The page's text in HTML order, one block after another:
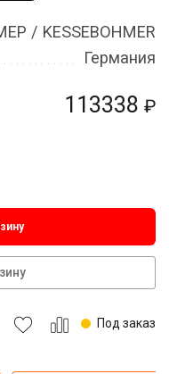
113338 ₽
/ KESSEBOHMER
Германия
Под заказ